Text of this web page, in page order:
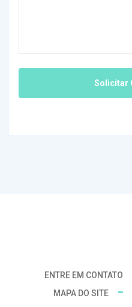
ENTRE EM CONTATO
MAPA DO SITE